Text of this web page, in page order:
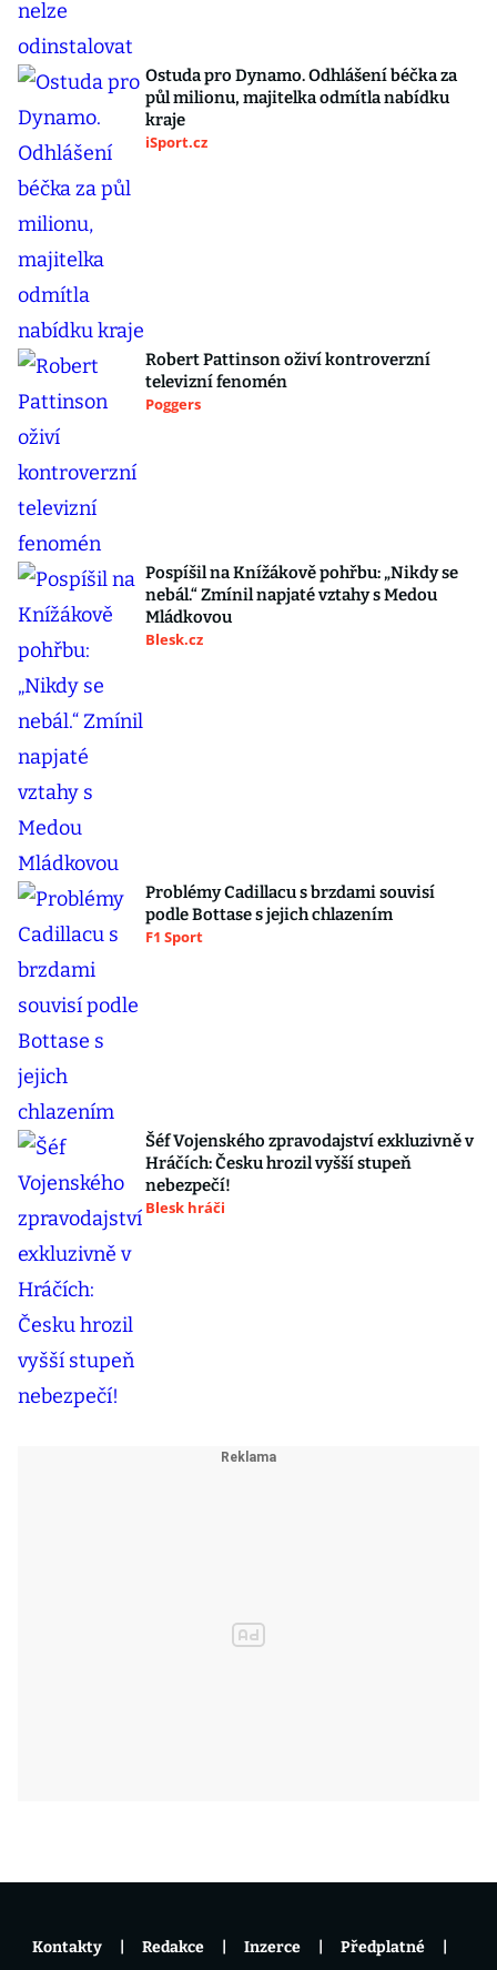
Ostuda pro Dynamo. Odhlášení béčka za
půl milionu, majitelka odmítla nabídku
kraje
iSport.cz
Robert Pattinson oživí kontroverzní
televizní fenomén
Poggers
Pospíšil na Knížákově pohřbu: „Nikdy se
nebál.“ Zmínil napjaté vztahy s Medou
Mládkovou
Blesk.cz
Problémy Cadillacu s brzdami souvisí
podle Bottase s jejich chlazením
F1 Sport
Šéf Vojenského zpravodajství exkluzivně v
Hráčích: Česku hrozil vyšší stupeň
nebezpečí!
Blesk hráči
Kontakty Redakce Inzerce Předplatné